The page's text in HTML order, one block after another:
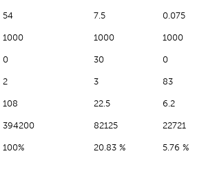
54 7.5 0.075
1000 1000 1000
0 30 0
2 3 83
108 22.5 6.2
394200 82125 22721
100% 20.83 % 5.76 %